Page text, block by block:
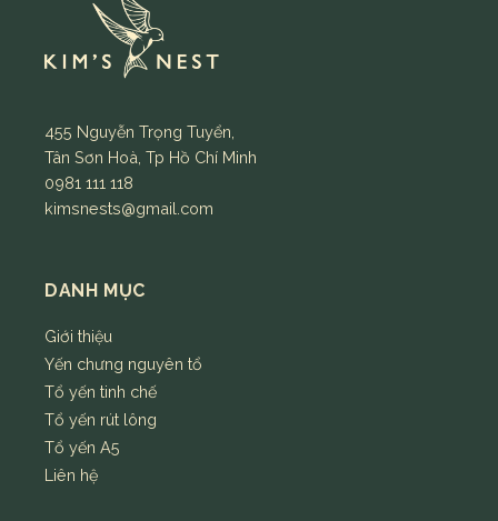
455 Nguyễn Trọng Tuyển,
Tân Sơn Hoà, Tp Hồ Chí Minh
0981 111 118
kimsnests@gmail.com
DANH MỤC
Giới thiệu
Yến chưng nguyên tổ
Tổ yến tinh chế
Tổ yến rút lông
Tổ yến A5
Liên hệ